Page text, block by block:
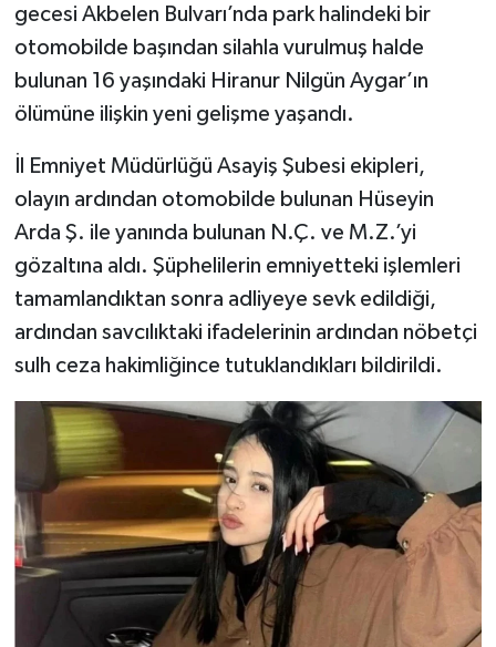
gecesi Akbelen Bulvarı’nda park halindeki bir
otomobilde başından silahla vurulmuş halde
bulunan 16 yaşındaki Hiranur Nilgün Aygar’ın
ölümüne ilişkin yeni gelişme yaşandı.
İl Emniyet Müdürlüğü Asayiş Şubesi ekipleri,
olayın ardından otomobilde bulunan Hüseyin
Arda Ş. ile yanında bulunan N.Ç. ve M.Z.’yi
gözaltına aldı. Şüphelilerin emniyetteki işlemleri
tamamlandıktan sonra adliyeye sevk edildiği,
ardından savcılıktaki ifadelerinin ardından nöbetçi
sulh ceza hakimliğince tutuklandıkları bildirildi.